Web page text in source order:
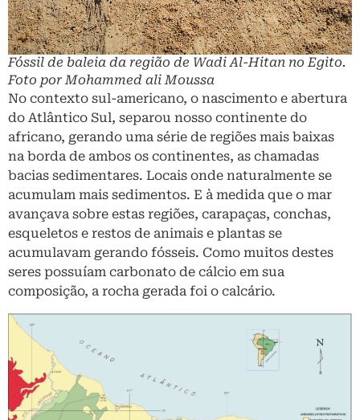
Fóssil de baleia da região de Wadi Al-Hitan no Egito.
Foto por Mohammed ali Moussa
No contexto sul-americano, o nascimento e abertura
do Atlântico Sul, separou nosso continente do
africano, gerando uma série de regiões mais baixas
na borda de ambos os continentes, as chamadas
bacias sedimentares. Locais onde naturalmente se
acumulam mais sedimentos. E à medida que o mar
avançava sobre estas regiões, carapaças, conchas,
esqueletos e restos de animais e plantas se
acumulavam gerando fósseis. Como muitos destes
seres possuíam carbonato de cálcio em sua
composição, a rocha gerada foi o calcário.